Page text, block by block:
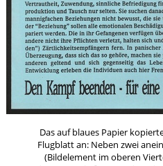
Das auf blaues Papier
Flugblatt an: Neben zwei
(Bildelement im oberen